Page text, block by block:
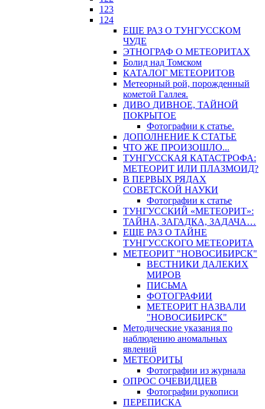
123
124
ЕЩЕ РАЗ О ТУНГУССКОМ
ЧУДЕ
ЭТНОГРАФ О МЕТЕОРИТАХ
Болид над Томском
КАТАЛОГ МЕТЕОРИТОВ
Метеорный рой, порожденный
кометой Галлея.
ДИВО ДИВНОЕ, ТАЙНОЙ
ПОКРЫТОЕ
Фотографии к статье.
ДОПОЛНЕНИЕ К СТАТЬЕ
ЧТО ЖЕ ПРОИЗОШЛО...
ТУНГУССКАЯ КАТАСТРОФА:
МЕТЕОРИТ ИЛИ ПЛАЗМОИД?
В ПЕРВЫХ РЯДАХ
СОВЕТСКОЙ НАУКИ
Фотографии к статье
ТУНГУССКИЙ «МЕТЕОРИТ»:
ТАЙНА, ЗАГАДКА, ЗАДАЧА…
ЕЩЕ РАЗ О ТАЙНЕ
ТУНГУССКОГО МЕТЕОРИТА
МЕТЕОРИТ "НОВОСИБИРСК"
ВЕСТНИКИ ДАЛЕКИХ
МИРОВ
ПИСЬМА
ФОТОГРАФИИ
МЕТЕОРИТ НАЗВАЛИ
"НОВОСИБИРСК"
Методические указания по
наблюдению аномальных
явлений
МЕТЕОРИТЫ
Фотографии из журнала
ОПРОС ОЧЕВИДЦЕВ
Фотографии рукописи
ПЕРЕПИСКА